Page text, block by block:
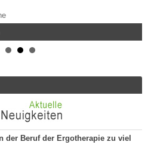
der Beruf der Ergotherapie zu viel